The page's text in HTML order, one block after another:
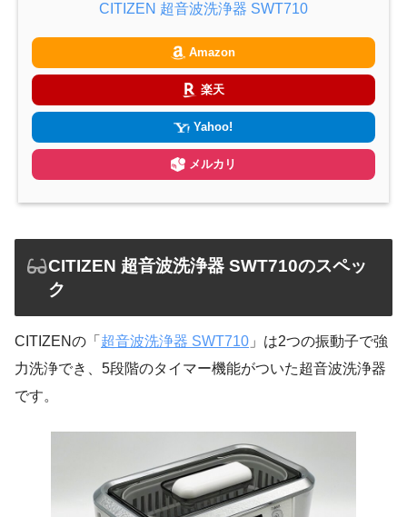
CITIZEN 超音波洗浄器 SWT710
Amazon
楽天
Yahoo!
メルカリ
CITIZEN 超音波洗浄器 SWT710のスペッ
ク
CITIZENの「 超音波洗浄器 SWT710 」は2つの振動子で強
力洗浄でき、5段階のタイマー機能がついた超音波洗浄器
です。